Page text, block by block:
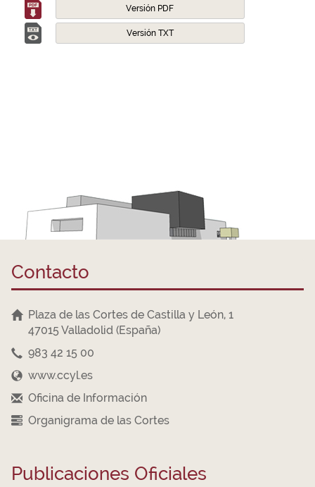
Versión PDF
Versión TXT
Contacto
Plaza de las Cortes de Castilla y León, 1
47015 Valladolid (España)
983 42 15 00
www.ccyl.es
Oficina de Información
Organigrama de las Cortes
Publicaciones Oficiales